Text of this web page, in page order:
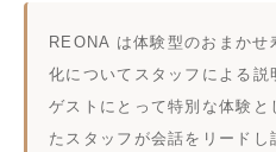
REONA は体験型のおまかせ
化についてスタッフによる
ゲストにとって特別な体験と
たスタッフが会話をリード